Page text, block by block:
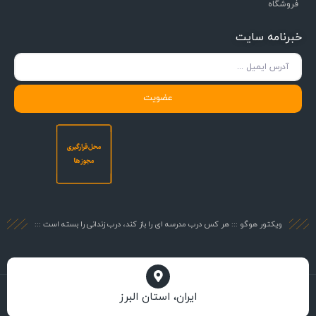
فروشگاه
خبرنامه سایت
عضویت
ویکتور هوگو ::: هر کس درب مدرسه ای را باز کند، درب زندانی را بسته است :::
ایران، استان البرز